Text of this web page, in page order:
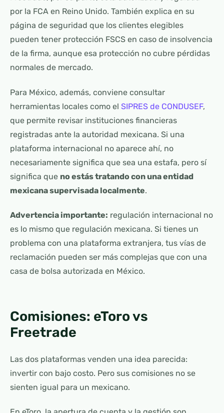
por la FCA en Reino Unido. También explica en su
página de seguridad que los clientes elegibles
pueden tener protección FSCS en caso de insolvencia
de la firma, aunque esa protección no cubre pérdidas
normales de mercado.
Para México, además, conviene consultar
herramientas locales como el SIPRES de CONDUSEF,
que permite revisar instituciones financieras
registradas ante la autoridad mexicana. Si una
plataforma internacional no aparece ahí, no
necesariamente significa que sea una estafa, pero sí
significa que no estás tratando con una entidad
mexicana supervisada localmente.
Advertencia importante: regulación internacional no
es lo mismo que regulación mexicana. Si tienes un
problema con una plataforma extranjera, tus vías de
reclamación pueden ser más complejas que con una
casa de bolsa autorizada en México.
Comisiones: eToro vs
Freetrade
Las dos plataformas venden una idea parecida:
invertir con bajo costo. Pero sus comisiones no se
sienten igual para un mexicano.